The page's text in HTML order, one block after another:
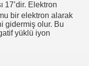
17’dir. Elektron
bir elektron alarak
gidermiş olur. Bu
yüklü iyon